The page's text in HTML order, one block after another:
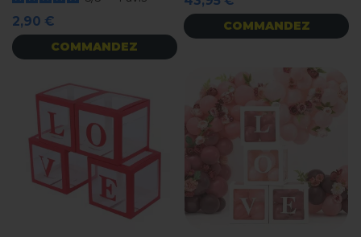
2,90 €
COMMANDEZ
COMMANDEZ